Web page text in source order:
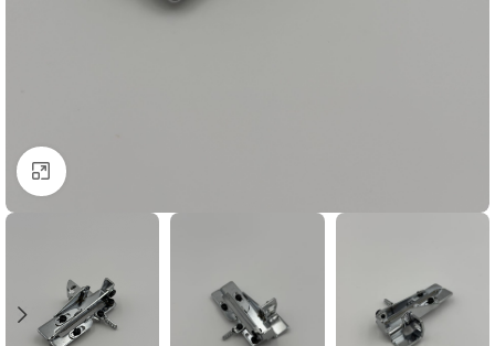
Click to enlarge